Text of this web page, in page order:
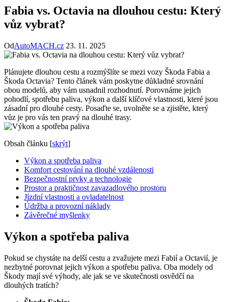
Fabia vs. Octavia na dlouhou cestu: Který
vůz vybrat?
OdAutoMACH.cz 23. 11. 2025
Plánujete dlouhou cestu a rozmýšlíte se mezi vozy Škoda Fabia a
Škoda Octavia? Tento článek vám poskytne důkladné srovnání
obou modelů, aby vám usnadnil rozhodnutí. Porovnáme jejich
pohodlí, spotřebu paliva, výkon a další klíčové vlastnosti, které jsou
zásadní pro dlouhé cesty. Posaďte se, uvolněte se a zjistěte, který
vůz je pro vás ten pravý na dlouhé trasy.
Obsah článku [skrýt]
Výkon a spotřeba paliva
Komfort cestování na dlouhé vzdálenosti
Bezpečnostní prvky a technologie
Prostor a praktičnost zavazadlového prostoru
Jízdní vlastnosti a ovladatelnost
Údržba a provozní náklady
Závěrečné myšlenky
Výkon a spotřeba paliva
Pokud se chystáte na delší cestu a zvažujete mezi Fabií a Octavií, je
nezbytné porovnat jejich výkon a spotřebu paliva. Oba modely od
Škody mají své výhody, ale jak se ve skutečnosti osvědčí na
dlouhých tratích?